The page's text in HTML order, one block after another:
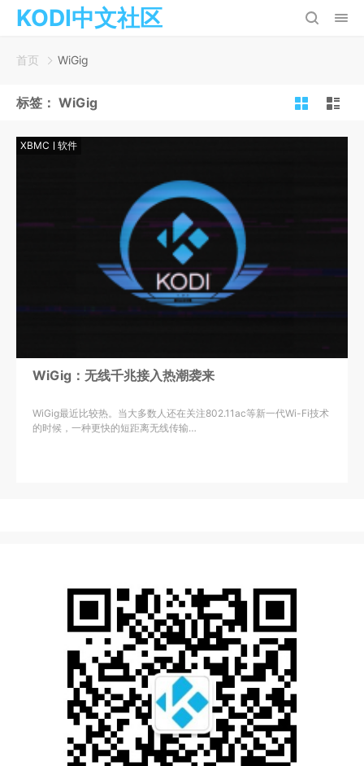
KODI中文社区
首页 WiGig
标签： WiGig
XBMC 软件
WiGig：无线千兆接入热潮袭来
WiGig最近比较热。当大多数人还在关注802.11ac等新一代Wi-Fi技术
的时候，一种更快的短距离无线传输…